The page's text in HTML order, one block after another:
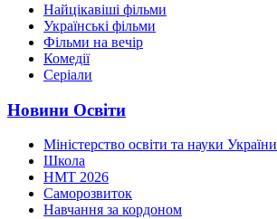
Найцікавіші фільми
Українські фільми
Фільми на вечір
Комедії
Серіали
Новини Освіти
Міністерство освіти та науки України
Школа
НМТ 2026
Саморозвиток
Навчання за кордоном